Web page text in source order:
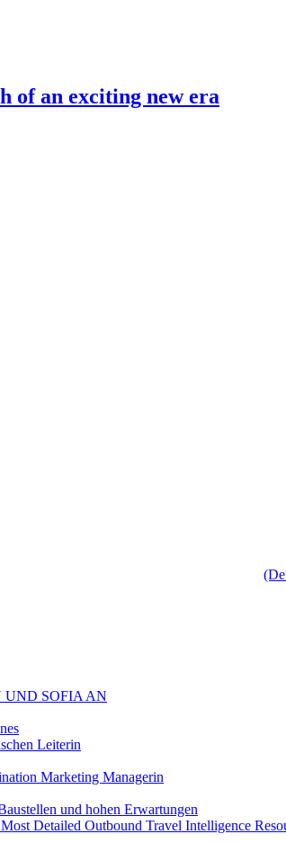
of an exciting new era
UND SOFIA AN
Leiterin
Marketing Managerin
und hohen Erwartungen
Detailed Outbound Travel Intelligence